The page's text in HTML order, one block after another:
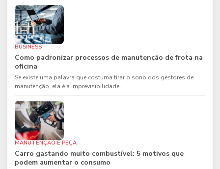
BUSINESS
Como padronizar processos de manutenção de frota na
oficina
Se existe uma palavra que costuma tirar o sono dos gestores de
manutenção, ela é a imprevisibilidade...
MANUTENÇÃO E PEÇA
Carro gastando muito combustível: 5 motivos que
podem aumentar o consumo